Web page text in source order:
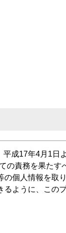
成17年4月1日
の責務を果た
個人情報を取
ように、この